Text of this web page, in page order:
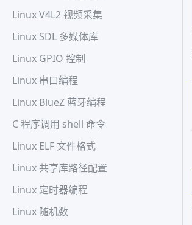
Linux V4L2 视频采集
Linux SDL 多媒体库
Linux GPIO 控制
Linux 串口编程
Linux BlueZ 蓝牙编程
C 程序调用 shell 命令
Linux ELF 文件格式
Linux 共享库路径配置
Linux 定时器编程
Linux 随机数